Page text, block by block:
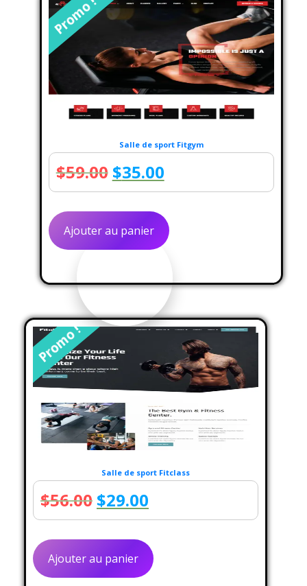
Promo !
Salle de sport Fitgym
$59.00 Le
prix
initial
était :
$35.00Le
prix
actuel
est :
Ajouter au panier
Promo !
Salle de sport Fitclass
$56.00 Le
prix
initial
était :
$29.00
prix
actuel
est :
Ajouter au panier